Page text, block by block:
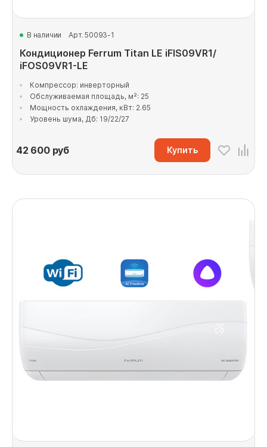
В наличии Арт. 50093-1
Кондиционер Ferrum Titan LE iFIS09VR1/
iFOS09VR1-LE
Компрессор: инверторный
Обслуживаемая площадь, м²: 25
Мощность охлаждения, кВт: 2.65
Уровень шума, Дб: 19/22/27
42 600руб Купить